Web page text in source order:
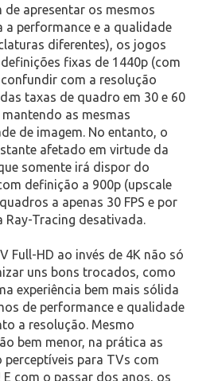
apresentar os mesmos
performance e a qualidade
diferentes), os jogos
fixas de 1440p (com
com a resolução
taxas de quadro em 30 e 60
mantendo as mesmas
de imagem. No entanto, o
afetado em virtude da
somente irá dispor do
definição a 900p (upscale
a apenas 30 FPS e por
Tracing desativada.
Full-HD ao invés de 4K não só
uns bons trocados, como
experiência bem mais sólida
de performance e qualidade
a resolução. Mesmo
bem menor, na prática as
para TVs com
E com o passar dos anos, os